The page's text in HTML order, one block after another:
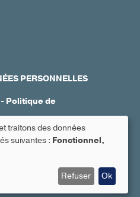
PERSONNELLES
- Politique de
traitons des données
suivantes : Fonctionnel,
Refuser Ok